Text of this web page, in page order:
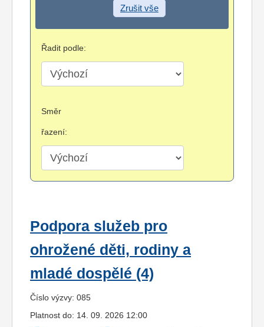
Zrušit vše
Řadit podle:
Směr
řazení:
Podpora služeb pro
ohrožené děti, rodiny a
mladé dospělé (4)
Číslo výzvy: 085
Platnost do: 14. 09. 2026 12:00